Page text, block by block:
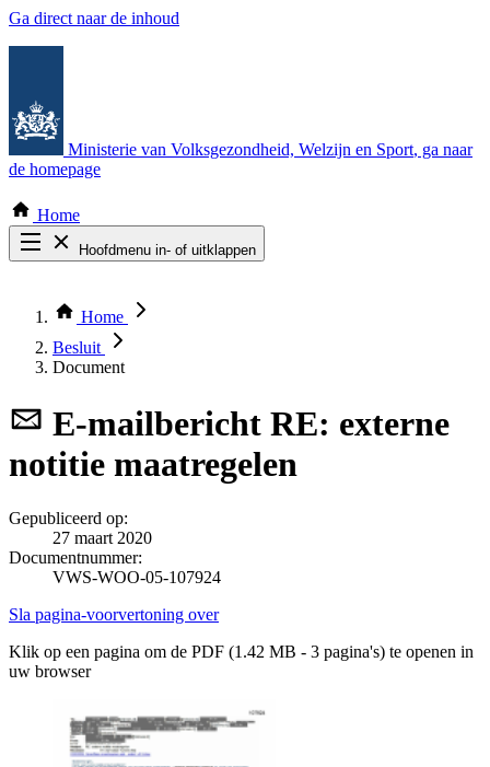
Ga direct naar de inhoud
Ministerie van Volksgezondheid, Welzijn en Sport, ga naar
de homepage
Home
Hoofdmenu in- of uitklappen
Thema COVID-19
Bekijk per bestuursorgaan
Home
Besluit
Document
E-mailbericht RE: externe
notitie maatregelen
Gepubliceerd op:
27 maart 2020
Documentnummer:
VWS-WOO-05-107924
Sla pagina-voorvertoning over
Klik op een pagina om de PDF (1.42 MB - 3 pagina's) te openen in
uw browser